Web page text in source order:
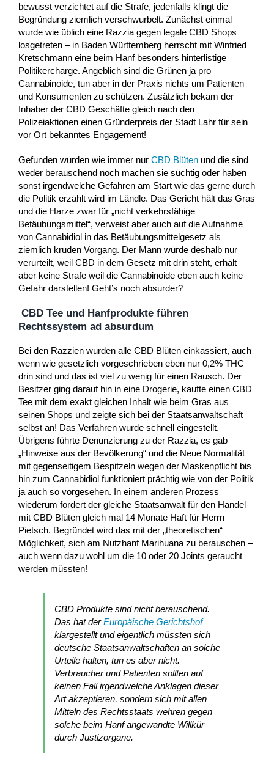
bewusst verzichtet auf die Strafe, jedenfalls klingt die
Begründung ziemlich verschwurbelt. Zunächst einmal
wurde wie üblich eine Razzia gegen legale CBD Shops
losgetreten – in Baden Württemberg herrscht mit Winfried
Kretschmann eine beim Hanf besonders hinterlistige
Politikercharge. Angeblich sind die Grünen ja pro
Cannabinoide, tun aber in der Praxis nichts um Patienten
und Konsumenten zu schützen. Zusätzlich bekam der
Inhaber der CBD Geschäfte gleich nach den
Polizeiaktionen einen Gründerpreis der Stadt Lahr für sein
vor Ort bekanntes Engagement!
Gefunden wurden wie immer nur CBD Blüten und die sind
weder berauschend noch machen sie süchtig oder haben
sonst irgendwelche Gefahren am Start wie das gerne durch
die Politik erzählt wird im Ländle. Das Gericht hält das Gras
und die Harze zwar für „nicht verkehrsfähige
Betäubungsmittel“, verweist aber auch auf die Aufnahme
von Cannabidiol in das Betäubungsmittelgesetz als
ziemlich kruden Vorgang. Der Mann würde deshalb nur
verurteilt, weil CBD in dem Gesetz mit drin steht, erhält
aber keine Strafe weil die Cannabinoide eben auch keine
Gefahr darstellen! Geht’s noch absurder?
CBD Tee und Hanfprodukte führen
Rechtssystem ad absurdum
Bei den Razzien wurden alle CBD Blüten einkassiert, auch
wenn wie gesetzlich vorgeschrieben eben nur 0,2% THC
drin sind und das ist viel zu wenig für einen Rausch. Der
Besitzer ging darauf hin in eine Drogerie, kaufte einen CBD
Tee mit dem exakt gleichen Inhalt wie beim Gras aus
seinen Shops und zeigte sich bei der Staatsanwaltschaft
selbst an! Das Verfahren wurde schnell eingestellt.
Übrigens führte Denunzierung zu der Razzia, es gab
„Hinweise aus der Bevölkerung“ und die Neue Normalität
mit gegenseitigem Bespitzeln wegen der Maskenpflicht bis
hin zum Cannabidiol funktioniert prächtig wie von der Politik
ja auch so vorgesehen. In einem anderen Prozess
wiederum fordert der gleiche Staatsanwalt für den Handel
mit CBD Blüten gleich mal 14 Monate Haft für Herrn
Pietsch. Begründet wird das mit der „theoretischen“
Möglichkeit, sich am Nutzhanf Marihuana zu berauschen –
auch wenn dazu wohl um die 10 oder 20 Joints geraucht
werden müssten!
CBD Produkte sind nicht berauschend.
Das hat derEuropäische Gerichtshof
klargestellt und eigentlich müssten sich
deutsche Staatsanwaltschaften an solche
Urteile halten, tun es aber nicht.
Verbraucher und Patienten sollten auf
keinen Fall irgendwelche Anklagen dieser
Art akzeptieren, sondern sich mit allen
Mitteln des Rechtsstaats wehren gegen
solche beim Hanf angewandte Willkür
durch Justizorgane.